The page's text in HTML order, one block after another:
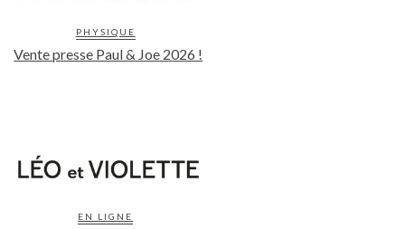
PHYSIQUE
Vente presse Paul & Joe 2026 !
EN LIGNE